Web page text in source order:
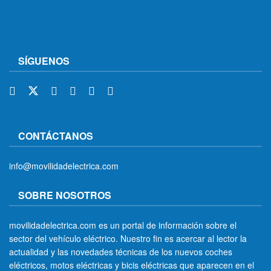
SÍGUENOS
CONTÁCTANOS
info@movilidadelectrica.com
SOBRE NOSOTROS
movilidadelectrica.com es un portal de información sobre el
sector del vehículo eléctrico. Nuestro fin es acercar al lector la
actualidad y las novedades técnicas de los nuevos coches
eléctricos, motos eléctricas y bicis eléctricas que aparecen en el